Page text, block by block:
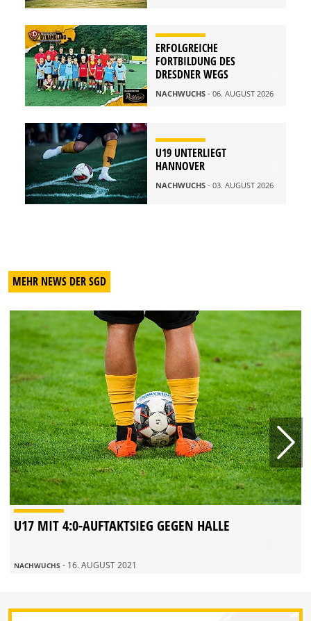
ERFOLGREICHE
FORTBILDUNG DES
DRESDNER WEGS
NACHWUCHS - 06. AUGUST 2026
U19 UNTERLIEGT
HANNOVER
NACHWUCHS - 03. AUGUST 2026
MEHR NEWS DER SGD
U17 MIT 4:0-AUFTAKTSIEG GEGEN HALLE
NACHWUCHS - 16. AUGUST 2021